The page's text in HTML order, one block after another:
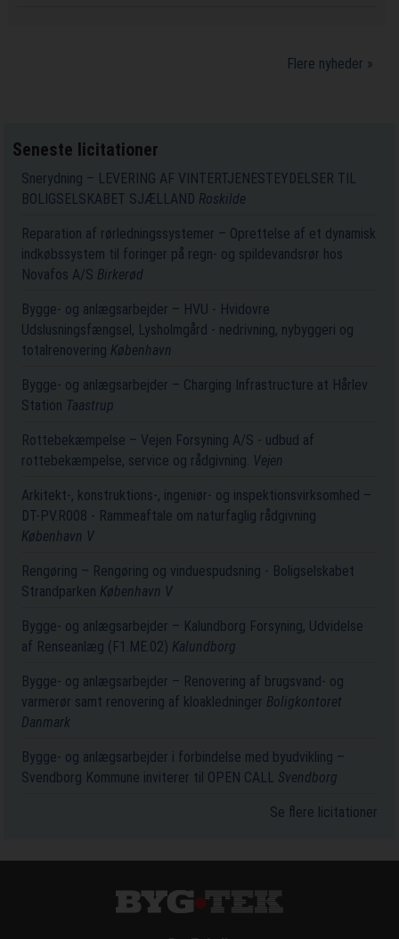
Flere nyheder »
Seneste licitationer
Snerydning – LEVERING AF VINTERTJENESTEYDELSER TIL
BOLIGSELSKABET SJÆLLAND Roskilde
Reparation af rørledningssystemer – Oprettelse af et dynamisk
indkøbssystem til foringer på regn- og spildevandsrør hos
Novafos A/S Birkerød
Bygge- og anlægsarbejder – HVU - Hvidovre
Udslusningsfængsel, Lysholmgård - nedrivning, nybyggeri og
totalrenovering København
Bygge- og anlægsarbejder – Charging Infrastructure at Hårlev
Station Taastrup
Rottebekæmpelse – Vejen Forsyning A/S - udbud af
rottebekæmpelse, service og rådgivning. Vejen
Arkitekt-, konstruktions-, ingeniør- og inspektionsvirksomhed –
DT-PV.R008 - Rammeaftale om naturfaglig rådgivning
København V
Rengøring – Rengøring og vinduespudsning - Boligselskabet
Strandparken København V
Bygge- og anlægsarbejder – Kalundborg Forsyning, Udvidelse
af Renseanlæg (F1.ME.02) Kalundborg
Bygge- og anlægsarbejder – Renovering af brugsvand- og
varmerør samt renovering af kloakledninger Boligkontoret
Danmark
Bygge- og anlægsarbejder i forbindelse med byudvikling –
Svendborg Kommune inviterer til OPEN CALL Svendborg
Se flere licitationer